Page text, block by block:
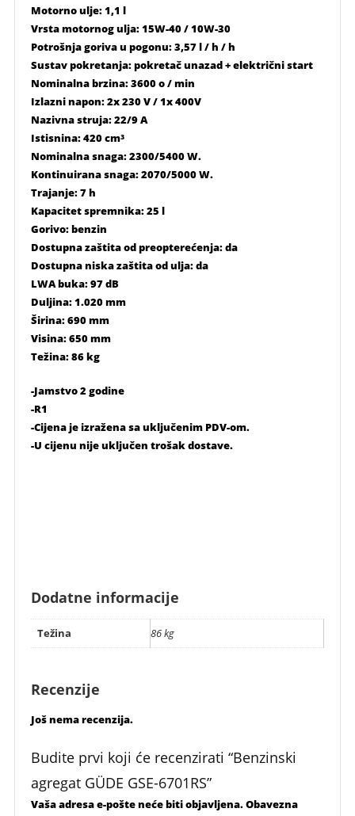
Motorno ulje: 1,1 l
Vrsta motornog ulja: 15W-40 / 10W-30
Potrošnja goriva u pogonu: 3,57 l / h / h
Sustav pokretanja: pokretač unazad + električni start
Nominalna brzina: 3600 o / min
Izlazni napon: 2x 230 V / 1x 400V
Nazivna struja: 22/9 A
Istisnina: 420 cm³
Nominalna snaga: 2300/5400 W.
Kontinuirana snaga: 2070/5000 W.
Trajanje: 7 h
Kapacitet spremnika: 25 l
Gorivo: benzin
Dostupna zaštita od preopterećenja: da
Dostupna niska zaštita od ulja: da
LWA buka: 97 dB
Duljina: 1.020 mm
Širina: 690 mm
Visina: 650 mm
Težina: 86 kg
-Jamstvo 2 godine
-R1
-Cijena je izražena sa uključenim PDV-om.
-U cijenu nije uključen trošak dostave.
Dodatne informacije
Težina 86 kg
Recenzije
Još nema recenzija.
Budite prvi koji će recenzirati “Benzinski
agregat GÜDE GSE-6701RS”
Vaša adresa e-pošte neće biti objavljena.Obavezna